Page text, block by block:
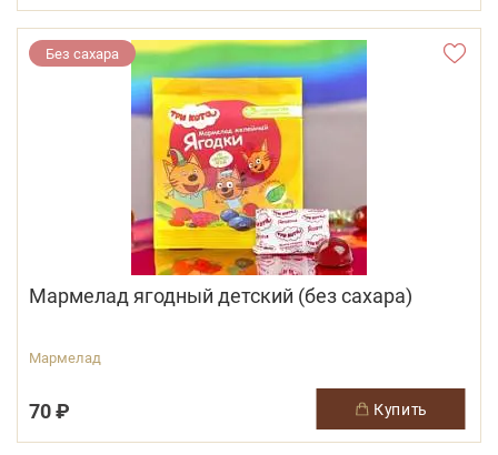
Без сахара
Мармелад ягодный детский (без сахара)
Мармелад
70 ₽ купить